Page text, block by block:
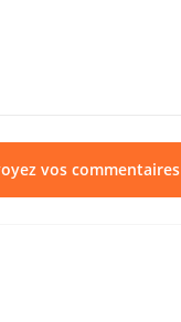
vos commentaires